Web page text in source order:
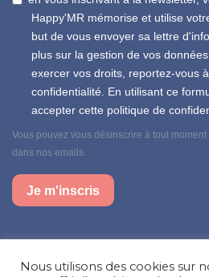
Happy'MR mémorise et utilise
but de vous envoyer sa lettre
plus sur la gestion de vos
exercer vos droits, reportez-vous
confidentialité. En utilisant ce
accepter cette politique de
Vous pouvez vous désinscrire à tout
dans nos emails.
Je m'inscris
Nous utilisons des cookies sur